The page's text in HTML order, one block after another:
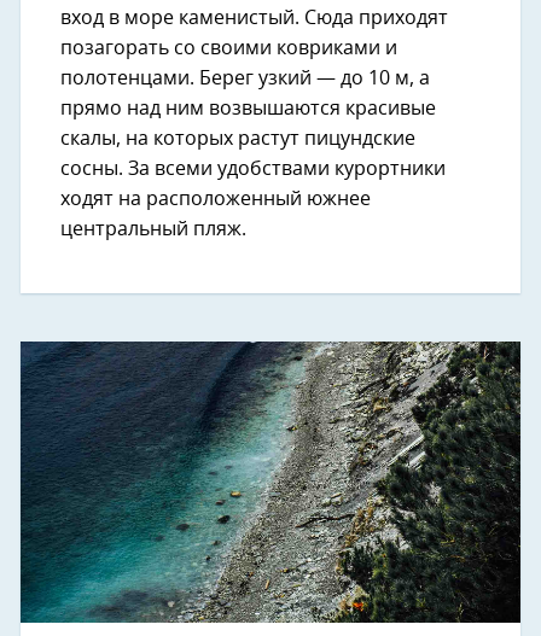
вход в море каменистый. Сюда приходят
позагорать со своими ковриками и
полотенцами. Берег узкий — до 10 м, а
прямо над ним возвышаются красивые
скалы, на которых растут пицундские
сосны. За всеми удобствами курортники
ходят на расположенный южнее
центральный пляж.